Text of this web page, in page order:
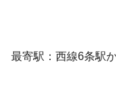
最寄駅：西線6条駅